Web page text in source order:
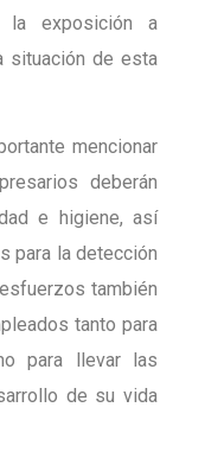
la exposición a
situación de esta
mencionar
deberán
e higiene, así
para la detección
también
tanto para
para llevar las
de su vida